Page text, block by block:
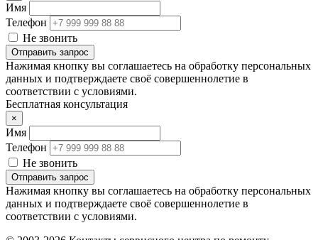
Имя
Телефон
Не звонить
Отправить запрос
Нажимая кнопку вы соглашаетесь на обработку персональных
данных и подтверждаете своё совершеннолетие в
соответствии с условиями.
Бесплатная консультация
×
Имя
Телефон
Не звонить
Отправить запрос
Нажимая кнопку вы соглашаетесь на обработку персональных
данных и подтверждаете своё совершеннолетие в
соответствии с условиями.